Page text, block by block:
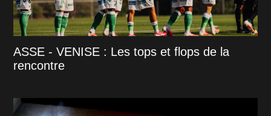
ASSE - VENISE : Les tops et flops de la
rencontre